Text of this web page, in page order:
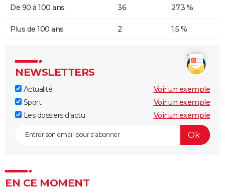
De 90 à 100 ans 36 27,3 %
Plus de 100 ans 2 1,5 %
NEWSLETTERS
Actualité
Voir un exemple
Sport
Voir un exemple
Les dossiers d'actu
Voir un exemple
EN CE MOMENT